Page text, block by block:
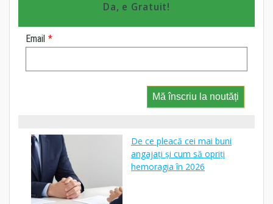
Da, e Gratuit!
Email *
Mă înscriu la noutăți
De ce pleacă cei mai buni
angajați și cum să opriți
hemoragia în 2026